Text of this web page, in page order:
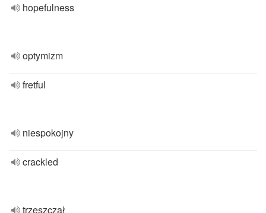
hopefulness
optymizm
fretful
niespokojny
crackled
trzeszczał